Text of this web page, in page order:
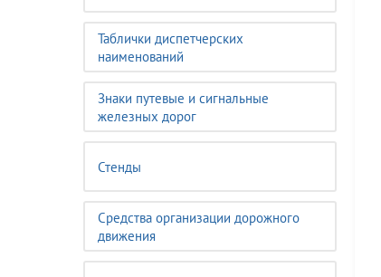
Таблички диспетчерских
наименований
Знаки путевые и сигнальные
железных дорог
Стенды
Средства организации дорожного
движения